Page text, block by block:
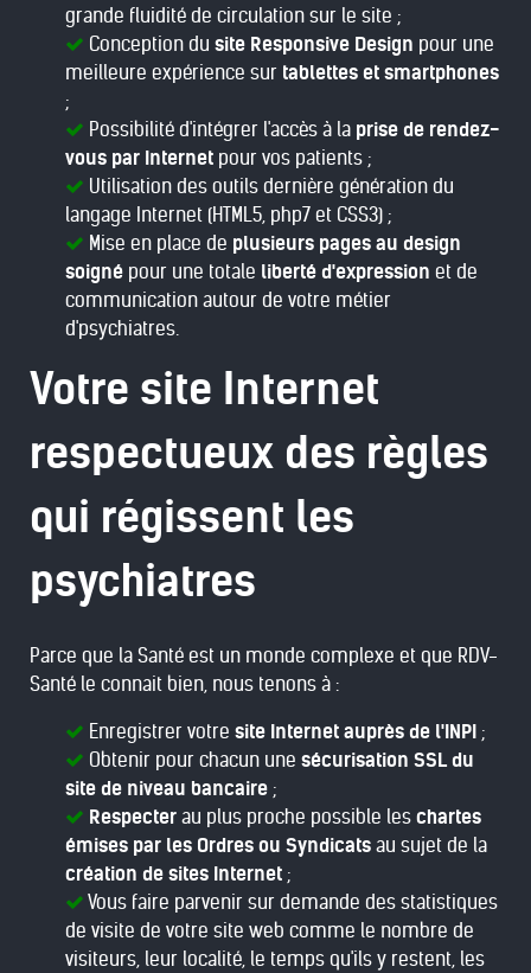
grande fluidité de circulation sur le site ;
Conception du site Responsive Design pour une
meilleure expérience sur tablettes et smartphones
;
Possibilité d'intégrer l'accès à la prise de rendez-
vous par Internet pour vos patients ;
Utilisation des outils dernière génération du
langage Internet (HTML5, php7 et CSS3) ;
Mise en place de plusieurs pages au design
soigné pour une totale liberté d'expression et de
communication autour de votre métier
d'psychiatres.
Votre site Internet
respectueux des règles
qui régissent les
psychiatres
Parce que la Santé est un monde complexe et que RDV-
Santé le connait bien, nous tenons à :
Enregistrer votre site Internet auprès de l'INPI ;
Obtenir pour chacun une sécurisation SSL du
site de niveau bancaire ;
Respecter au plus proche possible les chartes
émises par les Ordres ou Syndicats au sujet de la
création de sites Internet ;
Vous faire parvenir sur demande des statistiques
de visite de votre site web comme le nombre de
visiteurs, leur localité, le temps qu'ils y restent, les